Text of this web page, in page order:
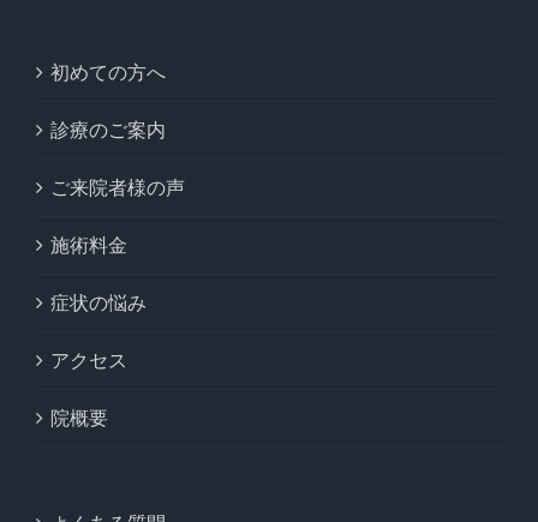
初めての方へ
診療のご案内
ご来院者様の声
施術料金
症状の悩み
アクセス
院概要